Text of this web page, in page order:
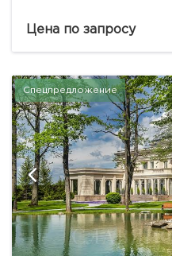
Цена по запросу
Спецпредложение